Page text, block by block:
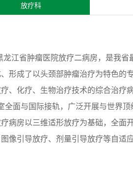
放疗科
龙江省肿瘤医院放疗二病房，是我
形成了以头颈部肿瘤治疗为特色的
、化疗、生物治疗技术的综合治疗
全面与国际接轨，广泛开展与世界
病房以三维适形放疗为基础，全面
像引导放疗、剂量引导放疗等自适
北地区精确放射治疗的最高水平。